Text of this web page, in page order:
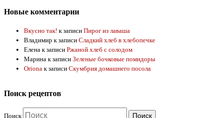
Новые комментарии
Вкусно так! к записи Пирог из лаваша
Владимир к записи Сладкий хлеб в хлебопечке
Елена к записи Ржаной хлеб с солодом
Марина к записи Зеленые бочковые помидоры
Oriona к записи Скумбрия домашнего посола
Поиск рецептов
Поиск